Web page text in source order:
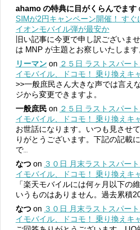
ahamo の特典に目がくらんでます
SIMが2円キャンペーン開催！ すぐ
イオンモバイル弾が最安か
旧い記事に今更で申し訳ございま
は MNP が主題とお察しいたしま
リーマン on ２５日 ラストスパー
イモバイル、ドコモ！ 乗り換えキ
>>一般庶民さん大きな声では言え
ジから変更できますよ。
一般庶民 on ２５日 ラストスパー
イモバイル、ドコモ！ 乗り換えキ
お世話になります。いつも見させ
りがとうございます。下記の記載
で...
なつ on ３０日 月末ラストスパー
イモバイル、ドコモ！ 乗り換えキ
「楽天モバイルには何ヶ月以下の
いうものはありません。過去累積
なつ on ３０日 月末ラストスパー
イモバイル、ドコモ！ 乗り換えキ